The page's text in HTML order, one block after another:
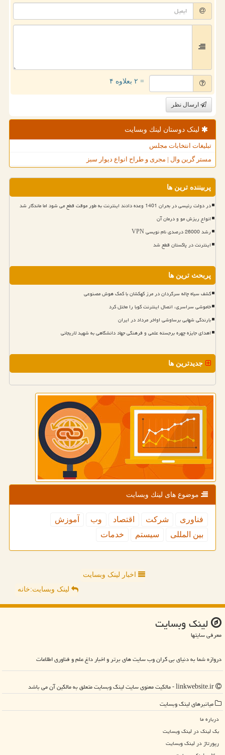
= ۲ بعلاوه ۴
ارسال نظر
لینک دوستان لینك وبسایت
تبلیغات انتخابات مجلس
مستر گرین وال | مجری و طراح انواع دیوار سبز
پربیننده ترین ها
در دولت رئیسی در بحران 1401 وعده دادند اینترنت به طور موقت قطع می شود اما ماندگار شد
انواع ریزش مو و درمان آن
رشد 26000 درصدی نام نویسی VPN
اینترنت در پاکستان قطع شد
پربحث ترین ها
کشف سیاه چاله سرگردان در مرز کهکشان با کمک هوش مصنوعی
خاموشی سراسری، اتصال اینترنت کوبا را مختل کرد
بارندگی شهابی برساوشی اواخر مرداد در ایران
اهدای جایزه چهره برجسته علمی و فرهنگی جهاد دانشگاهی به شهید لاریجانی
جدیدترین ها
موضوع های لینك وبسایت
فناوری شركت اقتصاد وب
آموزش
بین المللی
سیستم خدمات
اخبار لینک وبسایت
لینک وبسایت:خانه
لینك وبسایت
معرفی سایتها
دروازه شما به دنیای بی کران وب سایت های برتر و اخبار داغ علم و فناوری اطلاعات
میانبرهای لینك وبسایت
درباره ما
بک لینک در لینك وبسایت
رپورتاژ در لینك وبسایت